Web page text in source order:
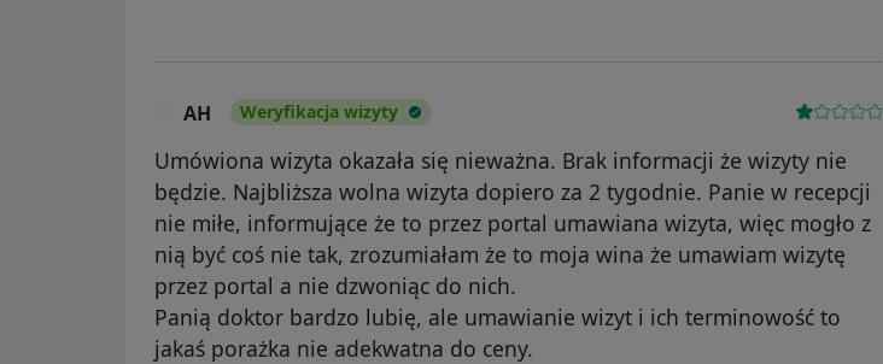
AH Weryfikacja wizyty
Umówiona wizyta okazała się nieważna. Brak informacji że wizyty nie
będzie. Najbliższa wolna wizyta dopiero za 2 tygodnie. Panie w recepcji
nie miłe, informujące że to przez portal umawiana wizyta, więc mogło z
nią być coś nie tak, zrozumiałam że to moja wina że umawiam wizytę
przez portal a nie dzwoniąc do nich.
Panią doktor bardzo lubię, ale umawianie wizyt i ich terminowość to
jakaś porażka nie adekwatna do ceny.